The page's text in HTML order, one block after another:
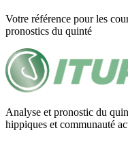
Votre référence pour les
pronostics du quinté
Analyse et pronostic du
hippiques et communauté